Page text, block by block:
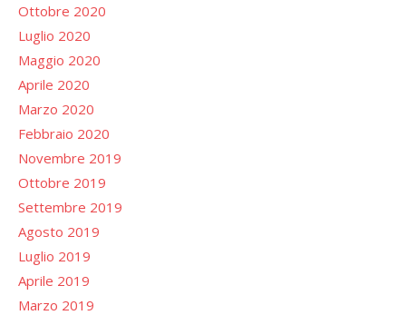
Ottobre 2020
Luglio 2020
Maggio 2020
Aprile 2020
Marzo 2020
Febbraio 2020
Novembre 2019
Ottobre 2019
Settembre 2019
Agosto 2019
Luglio 2019
Aprile 2019
Marzo 2019